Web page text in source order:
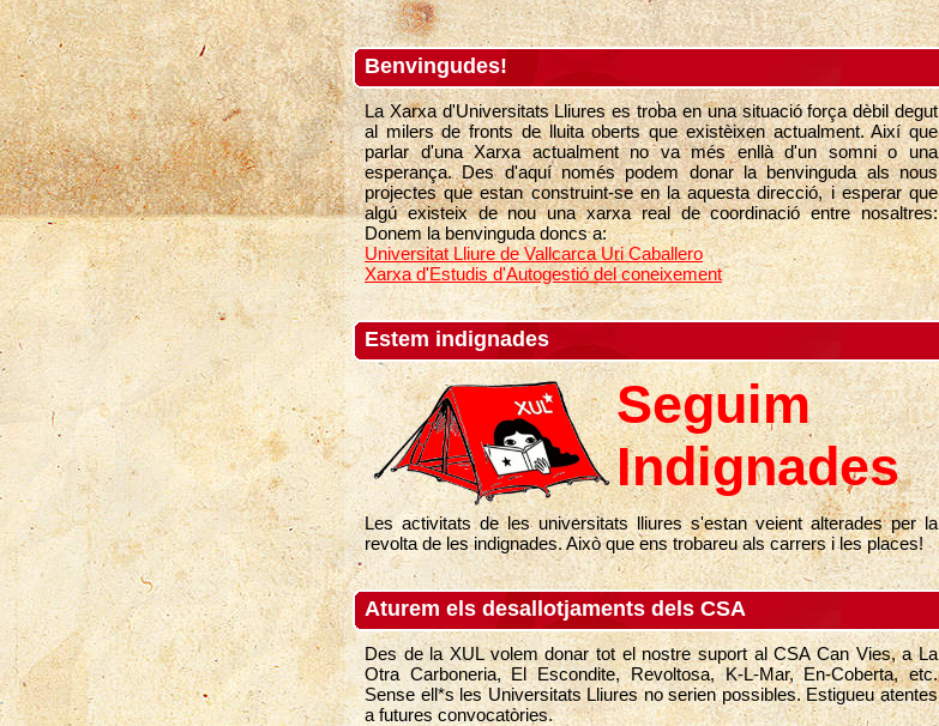
Benvingudes!
La Xarxa d'Universitats Lliures es troba en una situació força dèbil degut
al milers de fronts de lluita oberts que existèixen actualment. Així que
parlar d'una Xarxa actualment no va més enllà d'un somni o una
esperança. Des d'aquí només podem donar la benvinguda als nous
projectes que estan construint-se en la aquesta direcció, i esperar que
algú existeix de nou una xarxa real de coordinació entre nosaltres:
Donem la benvinguda doncs a:
Universitat Lliure de Vallcarca Uri Caballero
Xarxa d'Estudis d'Autogestió del coneixement
Estem indignades
Seguim
Indignades
Les activitats de les universitats lliures s'estan veient alterades per la
revolta de les indignades. Això que ens trobareu als carrers i les places!
Aturem els desallotjaments dels CSA
Des de la XUL volem donar tot el nostre suport al CSA Can Vies, a La
Otra Carboneria, El Escondite, Revoltosa, K-L-Mar, En-Coberta, etc.
Sense ell*s les Universitats Lliures no serien possibles. Estigueu atentes
a futures convocatòries.